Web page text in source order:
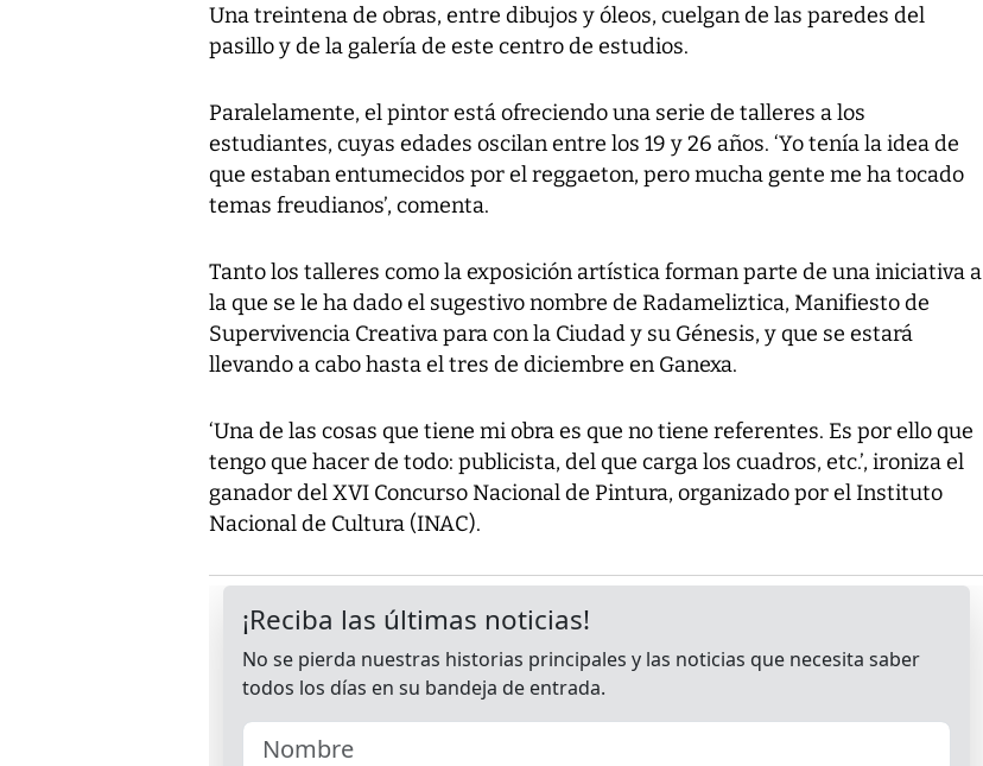
Una treintena de obras, entre dibujos y óleos, cuelgan de las paredes del
pasillo y de la galería de este centro de estudios.
Paralelamente, el pintor está ofreciendo una serie de talleres a los
estudiantes, cuyas edades oscilan entre los 19 y 26 años. ‘Yo tenía la idea de
que estaban entumecidos por el reggaeton, pero mucha gente me ha tocado
temas freudianos’, comenta.
Tanto los talleres como la exposición artística forman parte de una iniciativa a
la que se le ha dado el sugestivo nombre de Radameliztica, Manifiesto de
Supervivencia Creativa para con la Ciudad y su Génesis, y que se estará
llevando a cabo hasta el tres de diciembre en Ganexa.
‘Una de las cosas que tiene mi obra es que no tiene referentes. Es por ello que
tengo que hacer de todo: publicista, del que carga los cuadros, etc.’, ironiza el
ganador del XVI Concurso Nacional de Pintura, organizado por el Instituto
Nacional de Cultura (INAC).